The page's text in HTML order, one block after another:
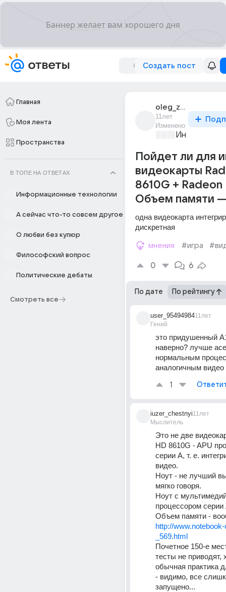
Создать пост
Главная
Моя лента
Пространства
В ТОПЕ НА ОТВЕТАХ
Информационные технологии
А сейчас что-то совсем другое
О любви без купюр
Философский вопрос
Политические дебаты
Смотреть все
oleg_zemkin_3
11лет
Изменено
Пойдет ли для
видеокарты
8610G + Radeon
Объем памяти —
одна видеокарта
дискретная
мнения #игра
0 6
По дате По рейтингу
user_95494984
Гений
11лет
это придушенный
наверно? лучше
нормальным
аналогичным видео
1
iuzer_chestnyi
Мыслитель
11лет
Это не две
HD 8610G - APU
серии A, т. е.
видео.
Ноут - не лучший
мягко говоря.
Ноут с
процессором
Объем памяти -
http://
_569.html
Почетное 150-е
тесты не приводят,
обычная практика
- видимо, все
запущено...